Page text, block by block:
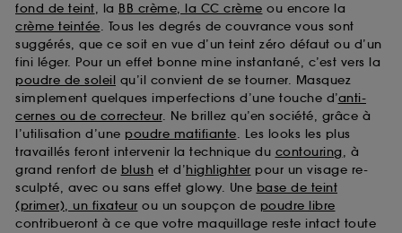
fond de teint, la BB crème, la CC crème ou encore la
crème teintée. Tous les degrés de couvrance vous sont
suggérés, que ce soit en vue d’un teint zéro défaut ou d’un
fini léger. Pour un effet bonne mine instantané, c’est vers la
poudre de soleil qu’il convient de se tourner. Masquez
simplement quelques imperfections d’une touche d’anti-
cernes ou de correcteur. Ne brillez qu’en société, grâce à
l’utilisation d’une poudre matifiante. Les looks les plus
travaillés feront intervenir la technique du contouring, à
grand renfort de blush et d’highlighter pour un visage re-
sculpté, avec ou sans effet glowy. Une base de teint
(primer), un fixateur ou un soupçon de poudre libre
contribueront à ce que votre maquillage reste intact toute